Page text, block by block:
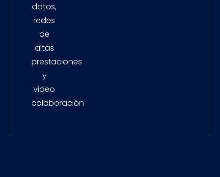
datos,
redes
de
altas
prestaciones
y
video
colaboración